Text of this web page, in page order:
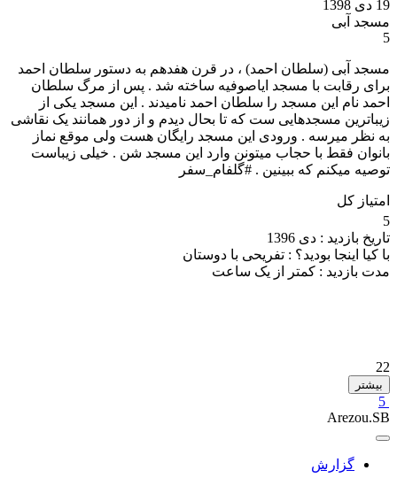
19 دی 1398
مسجد آبی
5
مسجد آبی (سلطان احمد) ، در قرن هفدهم به دستور سلطان احمد
برای رقابت با مسجد ایاصوفیه ساخته شد . پس از مرگ سلطان
احمد نام این مسجد را سلطان احمد نامیدند . این مسجد یکی از
زیباترین مسجدهایی ست که تا بحال دیدم و از دور همانند یک نقاشی
به نظر میرسه . ورودی این مسجد رایگان هست ولی موقع نماز
بانوان فقط با حجاب میتونن وارد این مسجد شن . خیلی زیباست
توصیه میکنم که ببینین . #گلفام_سفر
امتیاز کل
5
تاریخ بازدید : دی 1396
با کیا اینجا بودید؟ : تفریحی با دوستان
مدت بازدید : کمتر از یک ساعت
22
بیشتر
5
Arezou.SB
گزارش